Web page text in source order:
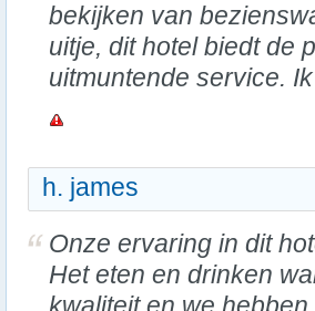
bekijken van
uitje, dit hotel biedt de
uitmuntende service.
h. james
Onze ervaring in dit
Het eten en drinken